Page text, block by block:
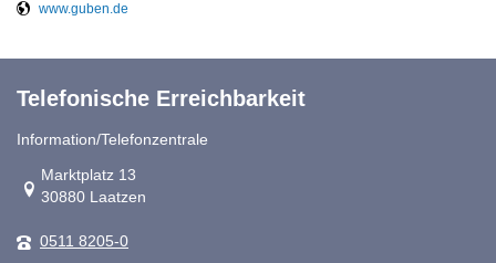
www.guben.de
Telefonische Erreichbarkeit
Information/Telefonzentrale
Link zur Google-Maps Navigation
Marktplatz 13
30880 Laatzen
0511 8205-0